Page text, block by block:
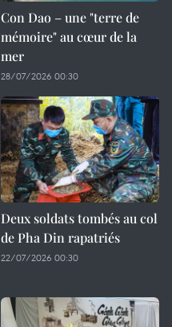
Con Dao – une "terre de
mémoire" au cœur de la
mer
28/07/2026 00:30
Deux soldats tombés au col
de Pha Din rapatriés
22/07/2026 00:30